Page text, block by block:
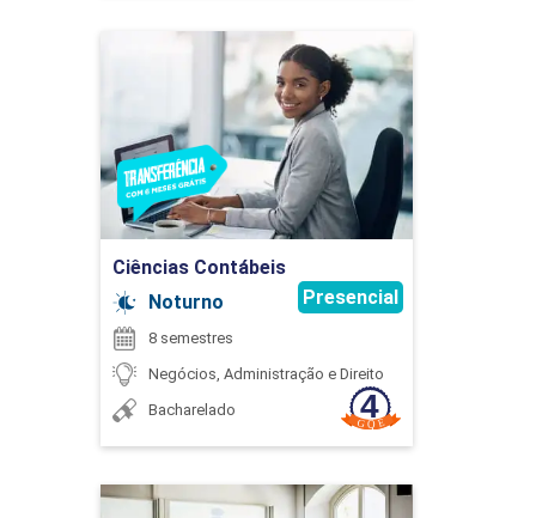
LIDERANÇA E GESTÃO DE EQUIPES
45
MACROECONOMIA
Ciências Contábeis
Noturno
Presencial
8 semestres
Negócios, Administração e Direito
Bacharelado
Ciências Contábeis
Detalhes do curso
Ir para Inscrição